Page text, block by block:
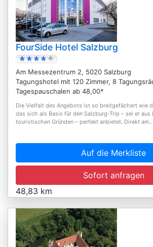
FourSide Hotel Salzburg
Am Messezentrum 2, 5020 Salzburg
Tagungshotel mit 120 Zimmer, 8
Tagespauschalen ab 48,00*
Die Vielfalt des Angebots ist so breitgefächert wie
das sich als Basis für den Salzburg-Trip – sei er
touristischen Gründen – perfekt anbietet. Direkt am...
Auf die Merkliste
Sofort anfragen
48,83 km